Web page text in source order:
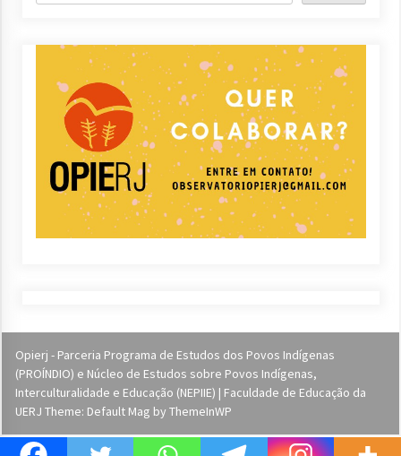
Opierj - Parceria Programa de Estudos dos Povos Indígenas
(PROÍNDIO) e Núcleo de Estudos sobre Povos Indígenas,
Interculturalidade e Educação (NEPIIE) | Faculdade de Educação da
UERJ Theme: Default Mag by ThemeInWP